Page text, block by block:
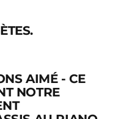
AIMÉ- CE
NOTRE